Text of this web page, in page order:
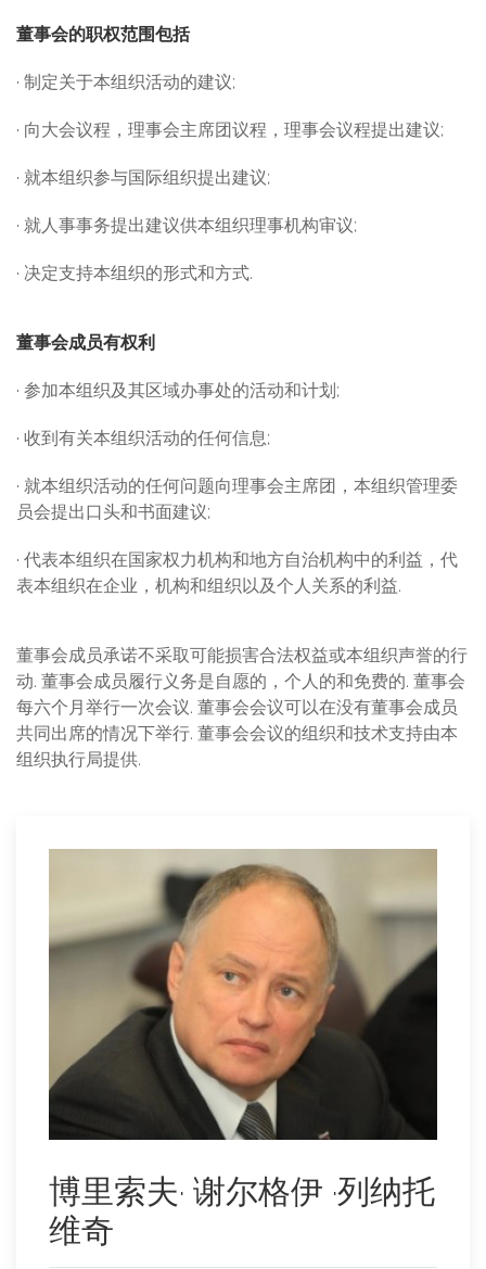
董事会的职权范围包括
· 制定关于本组织活动的建议;
· 向大会议程，理事会主席团议程，理事会议程提出建议;
· 就本组织参与国际组织提出建议;
· 就人事事务提出建议供本组织理事机构审议;
· 决定支持本组织的形式和方式.
董事会成员有权利
· 参加本组织及其区域办事处的活动和计划;
· 收到有关本组织活动的任何信息;
· 就本组织活动的任何问题向理事会主席团，本组织管理委
员会提出口头和书面建议;
· 代表本组织在国家权力机构和地方自治机构中的利益，代
表本组织在企业，机构和组织以及个人关系的利益.
董事会成员承诺不采取可能损害合法权益或本组织声誉的行
动. 董事会成员履行义务是自愿的，个人的和免费的. 董事会
每六个月举行一次会议. 董事会会议可以在没有董事会成员
共同出席的情况下举行. 董事会会议的组织和技术支持由本
组织执行局提供.
博里索夫· 谢尔格伊 ·列纳托
维奇